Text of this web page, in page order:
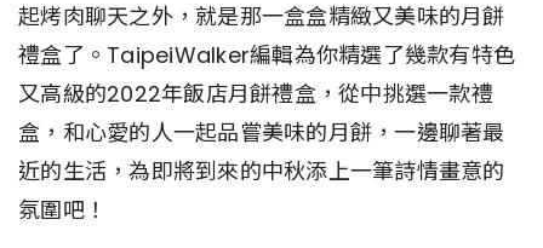
起烤肉聊天之外，就是那一盒盒精緻又美味的月餅
禮盒了。TaipeiWalker編輯為你精選了幾款有特色
又高級的2022年飯店月餅禮盒，從中挑選一款禮
盒，和心愛的人一起品嘗美味的月餅，一邊聊著最
近的生活，為即將到來的中秋添上一筆詩情畫意的
氛圍吧！